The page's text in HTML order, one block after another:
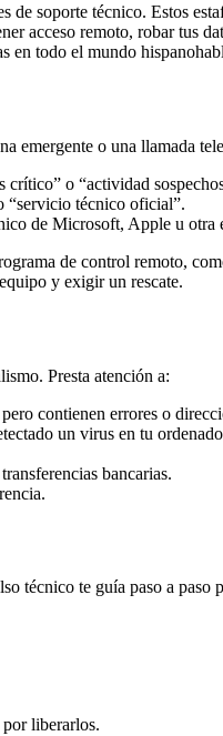
de soporte técnico. Estos
acceso remoto, robar tus
en todo el mundo
emergente o una llamada
o “actividad
“servicio técnico oficial”.
de Microsoft, Apple u otra
de control remoto,
y exigir un rescate.
Presta atención a:
contienen errores o
un virus en tu
bancarias.
técnico te guía paso a
liberarlos.